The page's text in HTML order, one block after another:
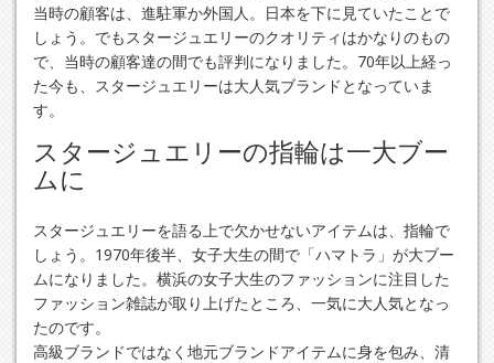
当時の顧客は、進駐軍か外国人。日本を下に見ていたことで
しょう。でもスタージュエリーのクオリティはかなりのもの
で、当時の顧客達の間でも評判になりました。70年以上経っ
た今も、スタージュエリーは大人気ブランドとなっていま
す。
スタージュエリーの指輪は一大ブー
ムに
スタージュエリーを語る上で欠かせないアイテムは、指輪で
しょう。1970年後半、女子大生の間で「ハマトラ」が大ブー
ムになりました。横浜の女子大生のファッションに注目した
ファッション雑誌が取り上げたところ、一気に大人気となっ
たのです。
高級ブランドではなく地元ブランドアイテムに身を包み、清